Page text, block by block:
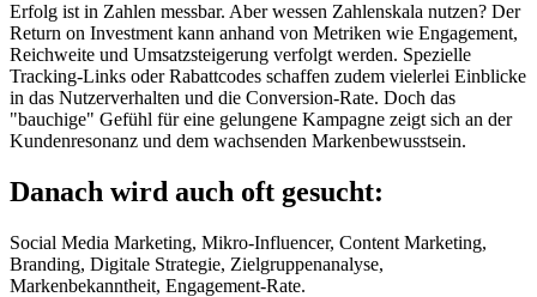
Erfolg ist in Zahlen messbar. Aber wessen Zahlenskala nutzen? Der
Return on Investment kann anhand von Metriken wie Engagement,
Reichweite und Umsatzsteigerung verfolgt werden. Spezielle
Tracking-Links oder Rabattcodes schaffen zudem vielerlei Einblicke
in das Nutzerverhalten und die Conversion-Rate. Doch das
"bauchige" Gefühl für eine gelungene Kampagne zeigt sich an der
Kundenresonanz und dem wachsenden Markenbewusstsein.
Danach wird auch oft gesucht:
Social Media Marketing, Mikro-Influencer, Content Marketing,
Branding, Digitale Strategie, Zielgruppenanalyse,
Markenbekanntheit, Engagement-Rate.